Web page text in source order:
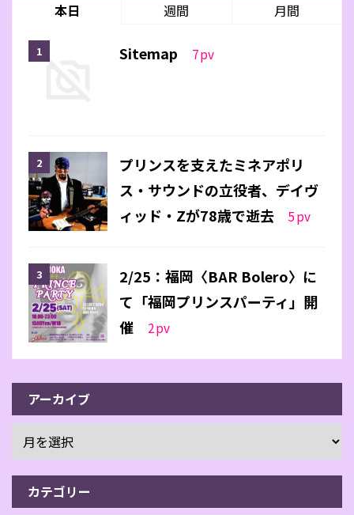
本日 週間 月間
Sitemap 7pv
プリンスを支えたミネアポリ
ス・サウンドの立役者、デイヴ
ィッド・Zが78歳で逝去
5pv
2/25：福岡〈BAR Bolero〉に
て「福岡プリンスパーティ」開
催
2pv
アーカイブ
カテゴリー